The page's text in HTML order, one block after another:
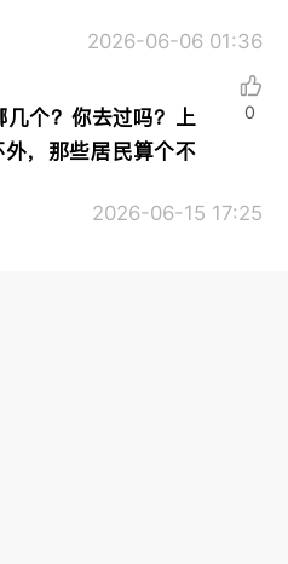
2026-06-06 01:36
个？你去过吗？上
，那些居民算个不
2026-06-15 17:25
0